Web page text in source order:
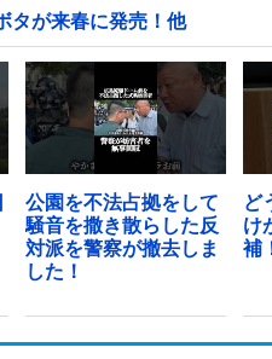
タが来春に発売！他
公園を不法占拠をして
騒音を撒き散らした反
対派を警察が撤去しま
した！
ど
け
補